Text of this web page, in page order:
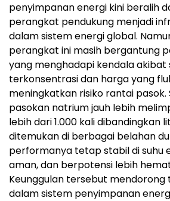
penyimpanan energi kini beralih
perangkat pendukung menjadi
dalam sistem energi global.
perangkat ini masih bergantung
yang menghadapi kendala akibat
terkonsentrasi dan harga yang
meningkatkan risiko rantai pasok.
pasokan natrium jauh lebih
lebih dari 1.000 kali dibandingkan
ditemukan di berbagai belahan
performanya tetap stabil di suhu
aman, dan berpotensi lebih
Keunggulan tersebut mendorong
dalam sistem penyimpanan